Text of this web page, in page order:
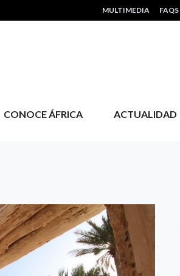
HEADER MENU
MULTIMEDIA FAQS
CONOCE ÁFRICA ACTUALIDAD